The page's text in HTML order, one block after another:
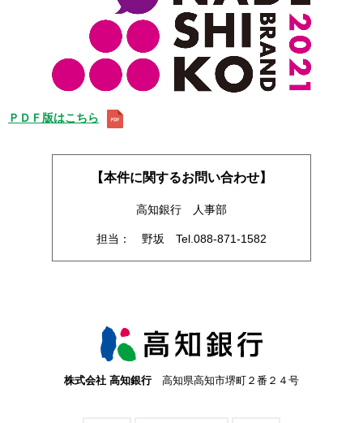
ＰＤＦ版はこちら
【本件に関するお問い合わせ】
高知銀行 人事部
担当： 野坂 Tel.088-871-1582
株式会社 高知銀行高知県高知市堺町２番２４号